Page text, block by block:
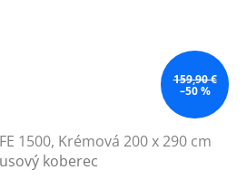
159,90 €
–50 %
1500, Krémová 200 x 290 cm
koberec